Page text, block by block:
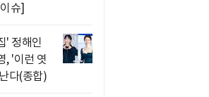
슈]
' 정해인
, '이런 엿
다(종합)